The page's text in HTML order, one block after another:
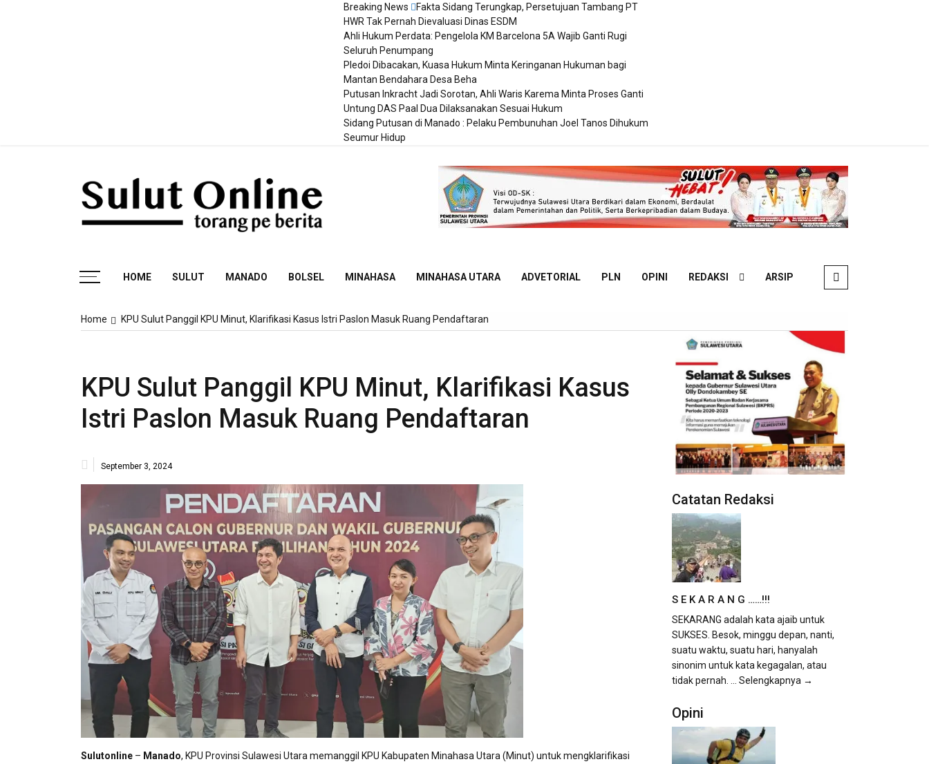
Breaking News
Fakta Sidang Terungkap, Persetujuan Tambang PT
HWR Tak Pernah Dievaluasi Dinas ESDM
Ahli Hukum Perdata: Pengelola KM Barcelona 5A Wajib Ganti Rugi
Seluruh Penumpang
Pledoi Dibacakan, Kuasa Hukum Minta Keringanan Hukuman bagi
Mantan Bendahara Desa Beha
Putusan Inkracht Jadi Sorotan, Ahli Waris Karema Minta Proses Ganti
Untung DAS Paal Dua Dilaksanakan Sesuai Hukum
Sidang Putusan di Manado : Pelaku Pembunuhan Joel Tanos Dihukum
Seumur Hidup
HOME SULUT MANADO BOLSEL MINAHASA MINAHASA UTARA ADVETORIAL PLN OPINI REDAKSI ARSIP
Home KPU Sulut Panggil KPU Minut, Klarifikasi Kasus Istri Paslon Masuk Ruang Pendaftaran
KPU Sulut Panggil KPU Minut, Klarifikasi Kasus
Istri Paslon Masuk Ruang Pendaftaran
September 3, 2024
Sulutonline – Manado, KPU Provinsi Sulawesi Utara memanggil KPU Kabupaten Minahasa Utara (Minut) untuk mengklarifikasi
Catatan Redaksi
S E K A R A N G ……!!!
SEKARANG adalah kata ajaib untuk
SUKSES. Besok, minggu depan, nanti,
suatu waktu, suatu hari, hanyalah
sinonim untuk kata kegagalan, atau
tidak pernah. ... Selengkapnya →
Opini